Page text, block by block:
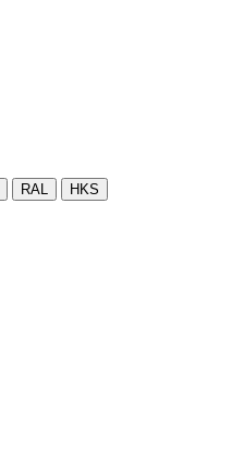
RAL HKS